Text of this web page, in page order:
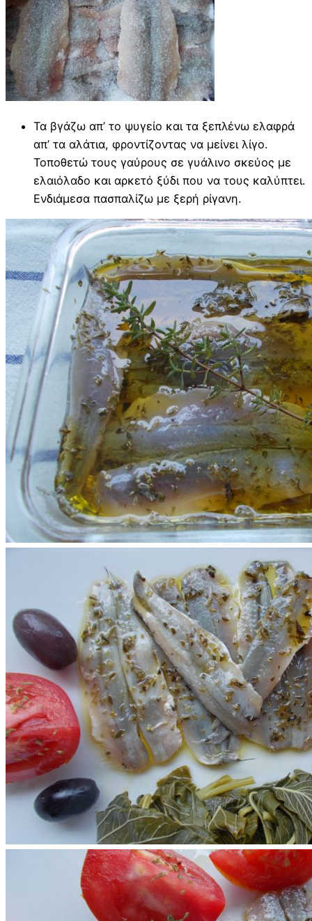
Τα βγάζω απ’ το ψυγείο και τα ξεπλένω ελαφρά
απ’ τα αλάτια, φροντίζοντας να μείνει λίγο.
Τοποθετώ τους γαύρους σε γυάλινο σκεύος με
ελαιόλαδο και αρκετό ξύδι που να τους καλύπτει.
Ενδιάμεσα πασπαλίζω με ξερή ρίγανη.